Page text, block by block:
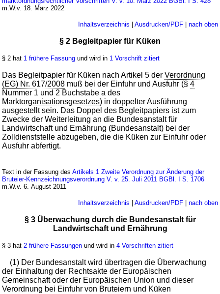
m.W.v. 18. März 2022
Inhaltsverzeichnis | Ausdrucken/PDF| nach oben
§ 2 Begleitpapier für Küken
§ 2 hat 1 frühere Fassung und wird in 1 Vorschrift zitiert
Das Begleitpapier für Küken nach Artikel 5 derVerordnung
(EG) Nr. 617/2008 muß bei der Einfuhr und Ausfuhr (§4
Nummer 1 und 2 Buchstabe a des
Marktorganisationsgesetzes) in doppelter Ausführung
ausgestellt sein. Das Doppel des Begleitpapiers ist zum
Zwecke der Weiterleitung an die Bundesanstalt für
Landwirtschaft und Ernährung (Bundesanstalt) bei der
Zolldienststelle abzugeben, die die Küken zur Einfuhr oder
Ausfuhr abfertigt.
Text in der Fassung desArtikels 1 Zweite Verordnung zur Änderung der
Bruteier-Kennzeichnungsverordnung V. v. 25. Juli 2011 BGBl. I S. 1706
m.W.v. 6. August 2011
Inhaltsverzeichnis | Ausdrucken/PDF| nach oben
§ 3 Überwachung durch die Bundesanstalt für
Landwirtschaft und Ernährung
§ 3 hat 2 frühere Fassungen und wird in4 Vorschriften zitiert
(1) Der Bundesanstalt wird übertragen die Überwachung
der Einhaltung der Rechtsakte der Europäischen
Gemeinschaft oder der Europäischen Union und dieser
Verordnung bei Einfuhr von Bruteiern und Küken